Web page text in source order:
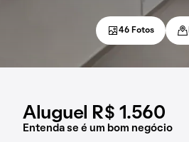
Aluguel R$ 1.560
Entenda se é um bom negócio
46 Fotos